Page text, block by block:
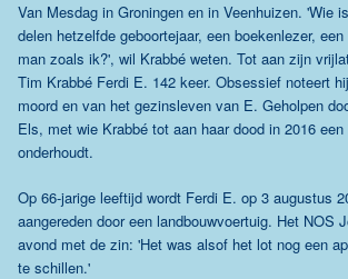
Van Mesdag in Groningen en in Veenhuizen. 'Wie
delen hetzelfde geboortejaar, een boekenlezer,
man zoals ik?', wil Krabbé weten. Tot aan zijn
Tim Krabbé Ferdi E. 142 keer. Obsessief noteert
moord en van het gezinsleven van E. Geholpen
Els, met wie Krabbé tot aan haar dood in 2016
onderhoudt.
Op 66-jarige leeftijd wordt Ferdi E. op 3 augustus
aangereden door een landbouwvoertuig. Het NOS
avond met de zin: 'Het was alsof het lot nog een
te schillen.'